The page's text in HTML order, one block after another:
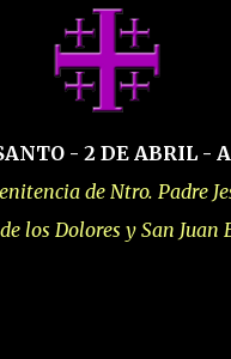
- 2 DE ABRIL -
de Ntro. Padre
los Dolores y San Juan